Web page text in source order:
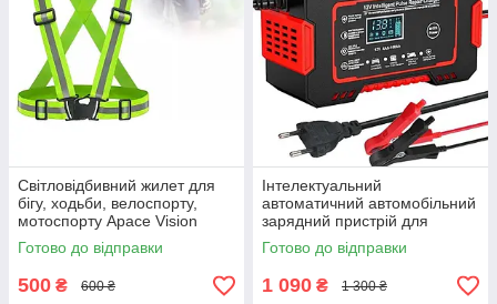
Світловідбивний жилет для
бігу, ходьби, велоспорту,
мотоспорту Apace Vision
Готово до відправки
500 ₴ 600 ₴
Інтелектуальний
автоматичний автомобільний
зарядний пристрій для
акумуляторів EAFC 12В 6А
RED
Готово до відправки
1 090 ₴ 1 300 ₴